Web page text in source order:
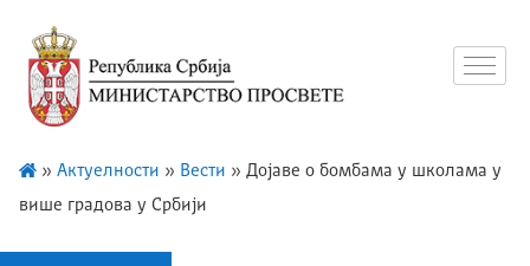
» Актуелности » Вести » Дојаве о бомбама у школама у
више градова у Србији